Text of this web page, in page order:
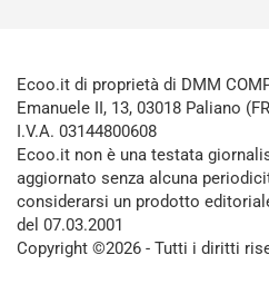
Ecoo.it di proprietà di DMM
Emanuele II, 13, 03018 Paliano
I.V.A. 03144800608
Ecoo.it non è una testata
aggiornato senza alcuna
considerarsi un prodotto
del 07.03.2001
Copyright ©2026 - Tutti i diritti